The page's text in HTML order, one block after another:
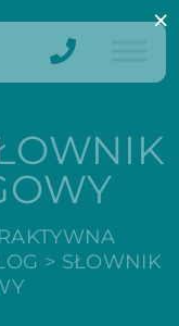
> SŁOWNIK
×